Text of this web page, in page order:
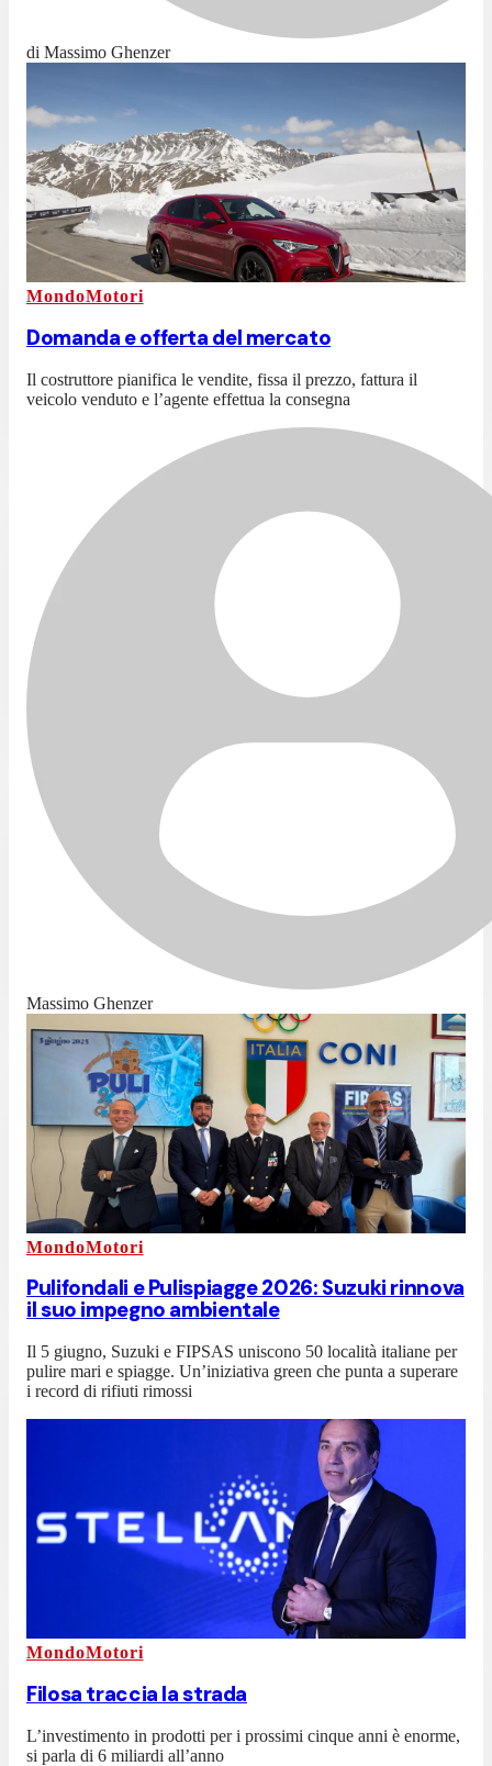
di Massimo Ghenzer
MondoMotori
Domanda e offerta del mercato
Il costruttore pianifica le vendite, fissa il prezzo, fattura il
veicolo venduto e l’agente effettua la consegna
Massimo Ghenzer
MondoMotori
Pulifondali e Pulispiagge 2026: Suzuki rinnova
il suo impegno ambientale
Il 5 giugno, Suzuki e FIPSAS uniscono 50 località italiane per
pulire mari e spiagge. Un’iniziativa green che punta a superare
i record di rifiuti rimossi
MondoMotori
Filosa traccia la strada
L’investimento in prodotti per i prossimi cinque anni è enorme,
si parla di 6 miliardi all’anno